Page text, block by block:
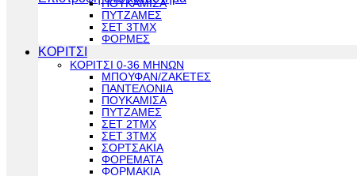
ΠΟΥΚΑΜΙΣΑ
ΠΥΤΖΑΜΕΣ
ΣΕΤ 3ΤΜΧ
ΦΟΡΜΕΣ
ΚΟΡΙΤΣΙ
ΚΟΡΙΤΣΙ 0-36 ΜΗΝΩΝ
ΜΠΟΥΦΑΝ/ΖΑΚΕΤΕΣ
ΠΑΝΤΕΛΟΝΙΑ
ΠΟΥΚΑΜΙΣΑ
ΠΥΤΖΑΜΕΣ
ΣΕΤ 2ΤΜΧ
ΣΕΤ 3ΤΜΧ
ΣΟΡΤΣΑΚΙΑ
ΦΟΡΕΜΑΤΑ
ΦΟΡΜΑΚΙΑ